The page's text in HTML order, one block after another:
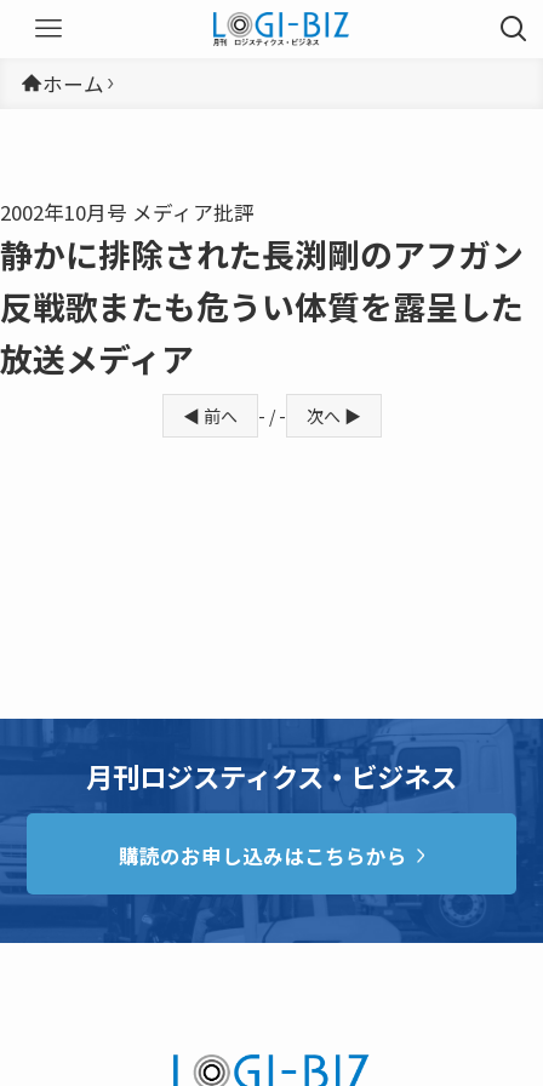
ホーム
2002年10月号 メディア批評
静かに排除された長渕剛のアフガン
反戦歌またも危うい体質を露呈した
放送メディア
◀ 前へ - / - 次へ ▶
月刊ロジスティクス・ビジネス
購読のお申し込みはこちらから